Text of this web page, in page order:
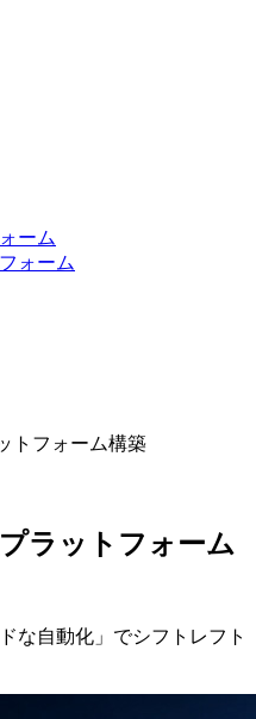
ーム
ォーム
トフォーム構築
ラットフォーム
な自動化」でシフトレフト